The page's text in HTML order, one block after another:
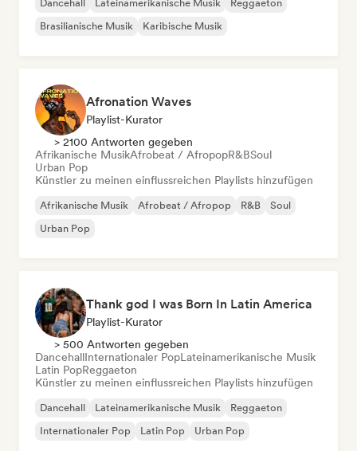
Dancehall Lateinamerikanische Musik
Reggaeton
Brasilianische Musik
Karibische Musik
Afronation Waves
Playlist-Kurator
> 2100 Antworten gegeben
Afrikanische MusikAfrobeat / AfropopR&BSoul
Urban Pop
Künstler zu meinen einflussreichen Playlists hinzufügen
Afrikanische Musik Afrobeat / Afropop R&B
Soul
Urban Pop
Thank god I was Born In Latin America
Playlist-Kurator
> 500 Antworten gegeben
DancehallInternationaler PopLateinamerikanische Musik
Latin PopReggaeton
Künstler zu meinen einflussreichen Playlists hinzufügen
Dancehall Lateinamerikanische Musik
Reggaeton
Internationaler Pop
Latin Pop Urban Pop